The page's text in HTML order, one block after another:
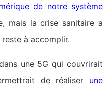
de notre système
mais la crise sanitaire a
à accomplir.
une 5G qui couvrirait
de réaliser une